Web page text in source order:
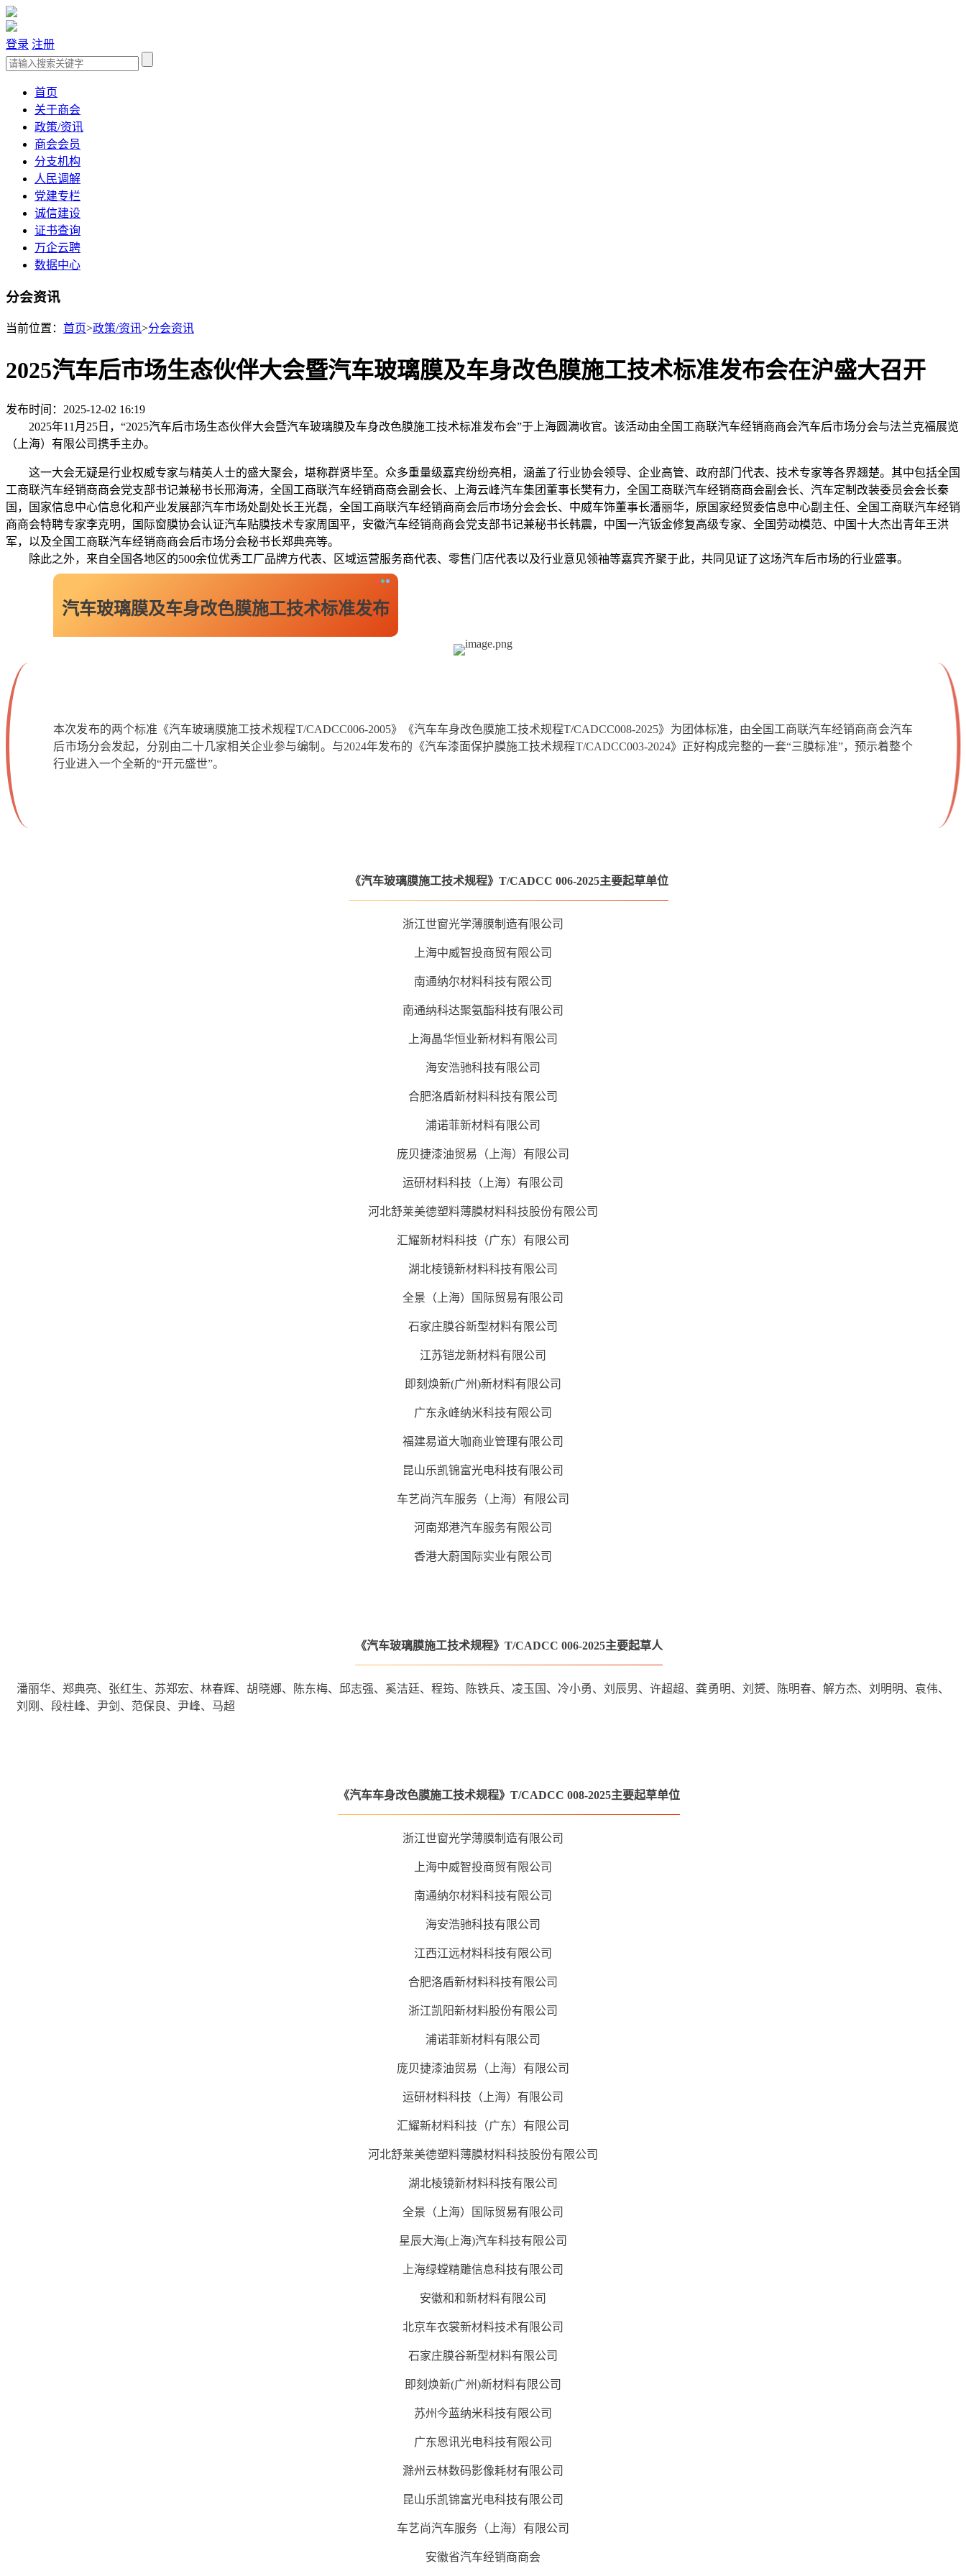
登录 注册
首页
关于商会
政策/资讯
商会会员
分支机构
人民调解
党建专栏
诚信建设
证书查询
万企云聘
数据中心
分会资讯
当前位置： 首页>政策/资讯>分会资讯
2025汽车后市场生态伙伴大会暨汽车玻璃膜及车身改色膜施工技术标准发布会在沪盛大召开
发布时间：2025-12-02 16:19
2025年11月25日，“2025汽车后市场生态伙伴大会暨汽车玻璃膜及车身改色膜施工技术标准发布会”于上海圆满收官。该活动由全国工商联汽车经销商商会汽车后市场分会与法兰克福展览
（上海）有限公司携手主办。
这一大会无疑是行业权威专家与精英人士的盛大聚会，堪称群贤毕至。众多重量级嘉宾纷纷亮相，涵盖了行业协会领导、企业高管、政府部门代表、技术专家等各界翘楚。其中包括全国
工商联汽车经销商商会党支部书记兼秘书长邢海涛，全国工商联汽车经销商商会副会长、上海云峰汽车集团董事长樊有力，全国工商联汽车经销商商会副会长、汽车定制改装委员会会长秦
国，国家信息中心信息化和产业发展部汽车市场处副处长王光磊，全国工商联汽车经销商商会后市场分会会长、中威车饰董事长潘丽华，原国家经贸委信息中心副主任、全国工商联汽车经销
商商会特聘专家李克明，国际窗膜协会认证汽车贴膜技术专家周国平，安徽汽车经销商商会党支部书记兼秘书长韩震，中国一汽钣金修复高级专家、全国劳动模范、中国十大杰出青年王洪
军，以及全国工商联汽车经销商商会后市场分会秘书长郑典亮等。
除此之外，来自全国各地区的500余位优秀工厂品牌方代表、区域运营服务商代表、零售门店代表以及行业意见领袖等嘉宾齐聚于此，共同见证了这场汽车后市场的行业盛事。
汽车玻璃膜及车身改色膜施工技术标准发布
本次发布的两个标准《汽车玻璃膜施工技术规程T/CADCC006-2005》《汽车车身改色膜施工技术规程T/CADCC008-2025》为团体标准，由全国工商联汽车经销商商会汽车
后市场分会发起，分别由二十几家相关企业参与编制。与2024年发布的《汽车漆面保护膜施工技术规程T/CADCC003-2024》正好构成完整的一套“三膜标准”，预示着整个
行业进入一个全新的“开元盛世”。
《汽车玻璃膜施工技术规程》T/CADCC 006-2025主要起草单位
浙江世窗光学薄膜制造有限公司
上海中威智投商贸有限公司
南通纳尔材料科技有限公司
南通纳科达聚氨酯科技有限公司
上海晶华恒业新材料有限公司
海安浩驰科技有限公司
合肥洛盾新材料科技有限公司
浦诺菲新材料有限公司
庞贝捷漆油贸易（上海）有限公司
运研材料科技（上海）有限公司
河北舒莱美德塑料薄膜材料科技股份有限公司
汇耀新材料科技（广东）有限公司
湖北棱镜新材料科技有限公司
全景（上海）国际贸易有限公司
石家庄膜谷新型材料有限公司
江苏铠龙新材料有限公司
即刻焕新(广州)新材料有限公司
广东永峰纳米科技有限公司
福建易道大咖商业管理有限公司
昆山乐凯锦富光电科技有限公司
车艺尚汽车服务（上海）有限公司
河南郑港汽车服务有限公司
香港大蔚国际实业有限公司
《汽车玻璃膜施工技术规程》T/CADCC 006-2025主要起草人
潘丽华、郑典亮、张红生、苏郑宏、林春辉、胡晓娜、陈东梅、邱志强、奚洁廷、程筠、陈铁兵、凌玉国、冷小勇、刘辰男、许超超、龚勇明、刘赟、陈明春、解方杰、刘明明、袁伟、
刘刚、段柱峰、尹剑、范保良、尹峰、马超
《汽车车身改色膜施工技术规程》T/CADCC 008-2025主要起草单位
浙江世窗光学薄膜制造有限公司
上海中威智投商贸有限公司
南通纳尔材料科技有限公司
海安浩驰科技有限公司
江西江远材料科技有限公司
合肥洛盾新材料科技有限公司
浙江凯阳新材料股份有限公司
浦诺菲新材料有限公司
庞贝捷漆油贸易（上海）有限公司
运研材料科技（上海）有限公司
汇耀新材料科技（广东）有限公司
河北舒莱美德塑料薄膜材料科技股份有限公司
湖北棱镜新材料科技有限公司
全景（上海）国际贸易有限公司
星辰大海(上海)汽车科技有限公司
上海绿螳精雕信息科技有限公司
安徽和和新材料有限公司
北京车衣裳新材料技术有限公司
石家庄膜谷新型材料有限公司
即刻焕新(广州)新材料有限公司
苏州今蓝纳米科技有限公司
广东恩讯光电科技有限公司
滁州云林数码影像耗材有限公司
昆山乐凯锦富光电科技有限公司
车艺尚汽车服务（上海）有限公司
安徽省汽车经销商商会